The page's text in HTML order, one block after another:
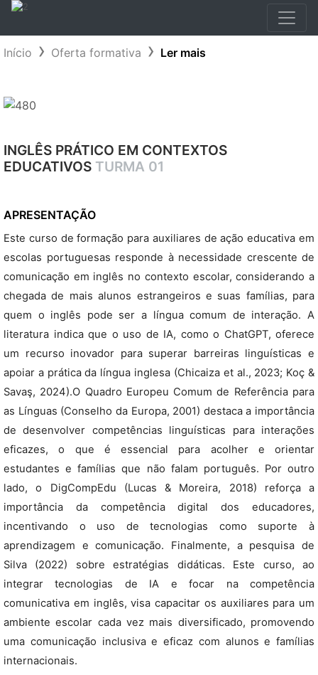
Início Oferta formativa Ler mais
INGLÊS PRÁTICO EM CONTEXTOS
EDUCATIVOS TURMA 01
APRESENTAÇÃO
Este curso de formação para auxiliares de ação educativa em
escolas portuguesas responde à necessidade crescente de
comunicação em inglês no contexto escolar, considerando a
chegada de mais alunos estrangeiros e suas famílias, para
quem o inglês pode ser a língua comum de interação. A
literatura indica que o uso de IA, como o ChatGPT, oferece
um recurso inovador para superar barreiras linguísticas e
apoiar a prática da língua inglesa (Chicaiza et al., 2023; Koç &
Savaş, 2024).O Quadro Europeu Comum de Referência para
as Línguas (Conselho da Europa, 2001) destaca a importância
de desenvolver competências linguísticas para interações
eficazes, o que é essencial para acolher e orientar
estudantes e famílias que não falam português. Por outro
lado, o DigCompEdu (Lucas & Moreira, 2018) reforça a
importância da competência digital dos educadores,
incentivando o uso de tecnologias como suporte à
aprendizagem e comunicação. Finalmente, a pesquisa de
Silva (2022) sobre estratégias didáticas. Este curso, ao
integrar tecnologias de IA e focar na competência
comunicativa em inglês, visa capacitar os auxiliares para um
ambiente escolar cada vez mais diversificado, promovendo
uma comunicação inclusiva e eficaz com alunos e famílias
internacionais.